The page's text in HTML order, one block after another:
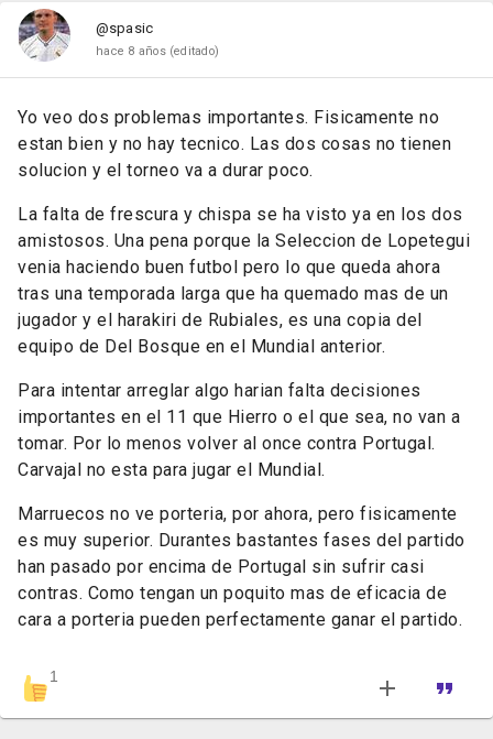
@spasic
hace 8 años (editado)
Yo veo dos problemas importantes. Fisicamente no
estan bien y no hay tecnico. Las dos cosas no tienen
solucion y el torneo va a durar poco.
La falta de frescura y chispa se ha visto ya en los dos
amistosos. Una pena porque la Seleccion de Lopetegui
venia haciendo buen futbol pero lo que queda ahora
tras una temporada larga que ha quemado mas de un
jugador y el harakiri de Rubiales, es una copia del
equipo de Del Bosque en el Mundial anterior.
Para intentar arreglar algo harian falta decisiones
importantes en el 11 que Hierro o el que sea, no van a
tomar. Por lo menos volver al once contra Portugal.
Carvajal no esta para jugar el Mundial.
Marruecos no ve porteria, por ahora, pero fisicamente
es muy superior. Durantes bastantes fases del partido
han pasado por encima de Portugal sin sufrir casi
contras. Como tengan un poquito mas de eficacia de
cara a porteria pueden perfectamente ganar el partido.
1